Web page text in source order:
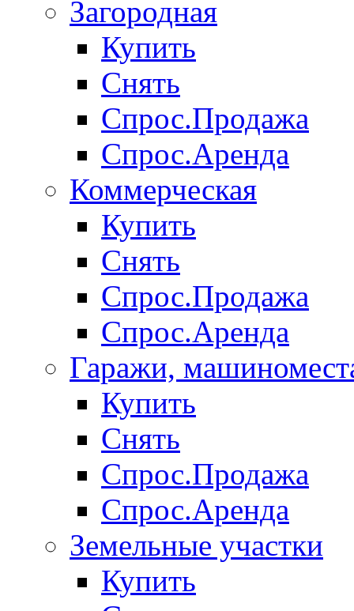
Загородная
Купить
Снять
Спрос.Продажа
Спрос.Аренда
Коммерческая
Купить
Снять
Спрос.Продажа
Спрос.Аренда
Гаражи,
Купить
Снять
Спрос.Продажа
Спрос.Аренда
Земельные участки
Купить